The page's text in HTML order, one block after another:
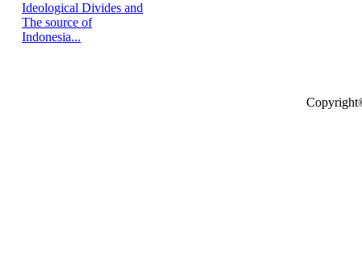
Ideological Divides and
The source of
Indonesia...